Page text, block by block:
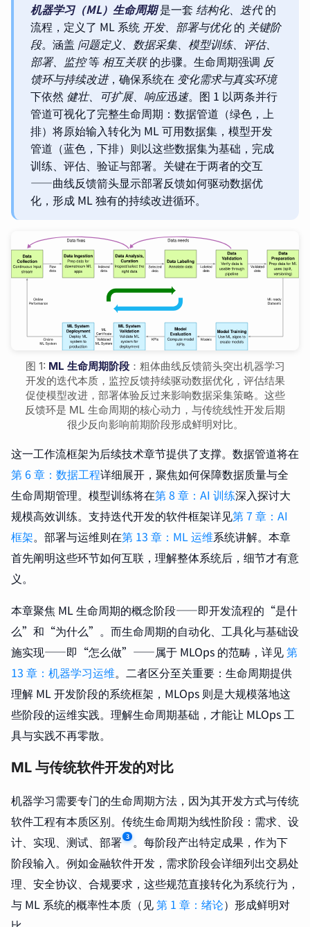
机器学习（ML）生命周期是一套 结构化、迭代的
流程，定义了 ML 系统 开发、部署与优化的 关键阶
段。涵盖 问题定义、数据采集、模型训练、评估、
部署、监控等相互关联的步骤。生命周期强调 反
馈环与持续改进，确保系统在 变化需求与真实环境
下依然 健壮、可扩展、响应迅速。图 1 以两条并行
管道可视化了完整生命周期：数据管道（绿色，上
排）将原始输入转化为 ML 可用数据集，模型开发
管道（蓝色，下排）则以这些数据集为基础，完成
训练、评估、验证与部署。关键在于两者的交互
——曲线反馈箭头显示部署反馈如何驱动数据优
化，形成 ML 独有的持续改进循环。
图 1: ML 生命周期阶段：粗体曲线反馈箭头突出机器学习
开发的迭代本质，监控反馈持续驱动数据优化，评估结果
促使模型改进，部署体验反过来影响数据采集策略。这些
反馈环是 ML 生命周期的核心动力，与传统线性开发后期
很少反向影响前期阶段形成鲜明对比。
这一工作流框架为后续技术章节提供了支撑。数据管道将在
第 6 章：数据工程详细展开，聚焦如何保障数据质量与全
生命周期管理。模型训练将在第 8 章：AI 训练深入探讨大
规模高效训练。支持迭代开发的软件框架详见第 7 章：AI
框架。部署与运维则在第 13 章：ML 运维系统讲解。本章
首先阐明这些环节如何互联，理解整体系统后，细节才有意
义。
本章聚焦 ML 生命周期的概念阶段——即开发流程的“是什
么”和“为什么”。而生命周期的自动化、工具化与基础设
施实现——即“怎么做”——属于 MLOps 的范畴，详见第
13 章：机器学习运维。二者区分至关重要：生命周期提供
理解 ML 开发阶段的系统框架，MLOps 则是大规模落地这
些阶段的运维实践。理解生命周期基础，才能让 MLOps 工
具与实践不再零散。
ML 与传统软件开发的对比
机器学习需要专门的生命周期方法，因为其开发方式与传统
软件工程有本质区别。传统生命周期为线性阶段：需求、设
计、实现、测试、部署 3 。每阶段产出特定成果，作为下
阶段输入。例如金融软件开发，需求阶段会详细列出交易处
理、安全协议、合规要求，这些规范直接转化为系统行为，
与 ML 系统的概率性本质（见第 1 章：绪论）形成鲜明对